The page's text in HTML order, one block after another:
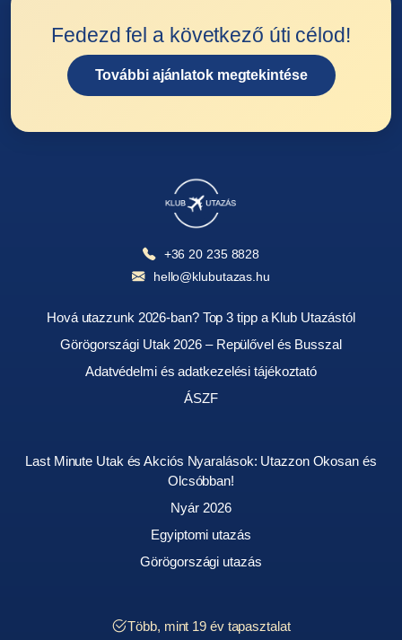
Fedezd fel a következő úti célod!
További ajánlatok megtekintése
+36 20 235 8828
hello@klubutazas.hu
Hová utazzunk 2026-ban? Top 3 tipp a Klub Utazástól
Görögországi Utak 2026 – Repülővel és Busszal
Adatvédelmi és adatkezelési tájékoztató
ÁSZF
Last Minute Utak és Akciós Nyaralások: Utazzon Okosan és
Olcsóbban!
Nyár 2026
Egyiptomi utazás
Görögországi utazás
Több, mint 19 év tapasztalat